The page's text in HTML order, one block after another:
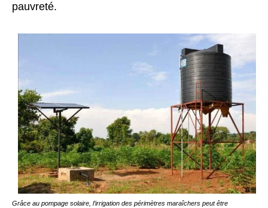
pauvreté.
Grâce au pompage solaire, l’irrigation des périmètres maraîchers peut être